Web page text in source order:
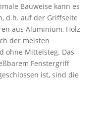
Bauweise kann es
d.h. auf der Griffseite
aus Aluminium, Holz
der meisten
ohne Mittelsteg. Das
Fenstergriff
ist, sind die